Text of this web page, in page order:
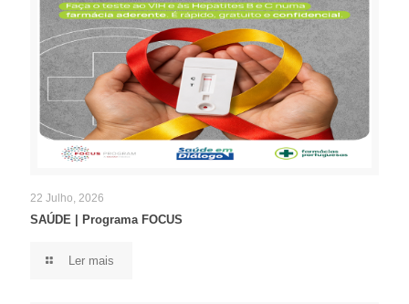
22 Julho, 2026
SAÚDE | Programa FOCUS
Ler mais